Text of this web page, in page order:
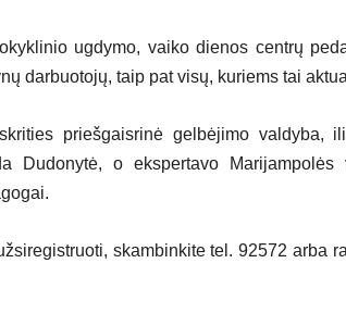
ugdymo, vaiko dienos centrų
darbuotojų, taip pat visų, kuriems tai
priešgaisrinė gelbėjimo valdyba,
Dudonytė, o ekspertavo Marijampolės
skambinkite tel. 92572 arba